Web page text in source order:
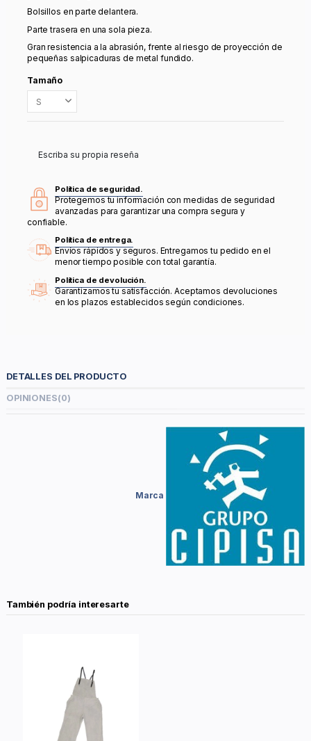
Bolsillos en parte delantera.
Parte trasera en una sola pieza.
Gran resistencia a la abrasión, frente al riesgo de proyección de
pequeñas salpicaduras de metal fundido.
Tamaño
Escriba su propia reseña
Política de seguridad.
Protegemos tu información con medidas de seguridad
avanzadas para garantizar una compra segura y
confiable.
Política de entrega.
Envíos rápidos y seguros. Entregamos tu pedido en el
menor tiempo posible con total garantía.
Política de devolución.
Garantizamos tu satisfacción. Aceptamos devoluciones
en los plazos establecidos según condiciones.
DETALLES DEL PRODUCTO
OPINIONES(0)
Marca
También podría interesarte